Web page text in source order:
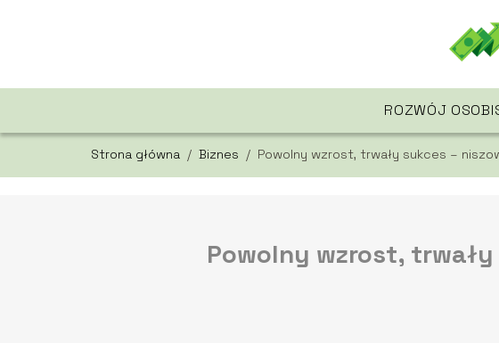
ROZWÓJ
Strona główna / Biznes / Powolny wzrost, trwały sukces –
Powolny wzrost,